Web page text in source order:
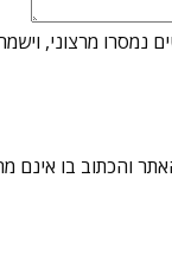
נמסרו מרצוני,
והכתוב בו אינם